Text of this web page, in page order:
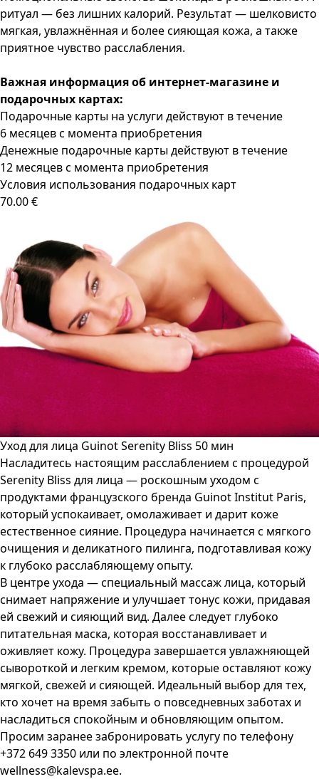
ритуал — без лишних калорий. Результат — шелковисто
мягкая, увлажнённая и более сияющая кожа, а также
приятное чувство расслабления.
Важная информация об интернет-магазине и
подарочных картах:
Подарочные карты на услуги действуют в течение
6 месяцев с момента приобретения
Денежные подарочные карты действуют в течение
12 месяцев с момента приобретения
Условия использования подарочных карт
70.00 €
Уход для лица Guinot Serenity Bliss 50 мин
Насладитесь настоящим расслаблением с процедурой
Serenity Bliss для лица — роскошным уходом с
продуктами французского бренда Guinot Institut Paris,
который успокаивает, омолаживает и дарит коже
естественное сияние. Процедура начинается с мягкого
очищения и деликатного пилинга, подготавливая кожу
к глубоко расслабляющему опыту.
В центре ухода — специальный массаж лица, который
снимает напряжение и улучшает тонус кожи, придавая
ей свежий и сияющий вид. Далее следует глубоко
питательная маска, которая восстанавливает и
оживляет кожу. Процедура завершается увлажняющей
сывороткой и легким кремом, которые оставляют кожу
мягкой, свежей и сияющей. Идеальный выбор для тех,
кто хочет на время забыть о повседневных заботах и
насладиться спокойным и обновляющим опытом.
Просим заранее забронировать услугу по телефону
+372 649 3350 или по электронной почте
wellness@kalevspa.ee.